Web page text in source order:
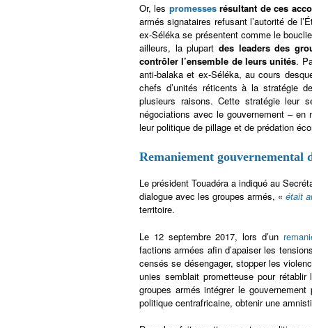
Or, les promessesrésultant de ces
armés signataires refusant l’autorité de
ex-Séléka se présentent comme le
ailleurs, la plupart des leaders des
contrôler l’ensemble de leurs unités.
anti-balaka et ex-Séléka, au cours
chefs d’unités réticents à la stratégie
plusieurs raisons. Cette stratégie leur
négociations avec le gouvernement –
leur politique de pillage et de prédation
Remaniement gouvernemental
Le président Touadéra a indiqué au
dialogue avec les groupes armés, « était
territoire.
Le 12 septembre 2017, lors d’un
factions armées afin d’apaiser les
censés se désengager, stopper les
unies semblait prometteuse pour
groupes armés intégrer le
politique centrafricaine, obtenir une